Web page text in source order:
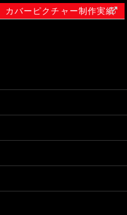
カバーピクチャー制作実績